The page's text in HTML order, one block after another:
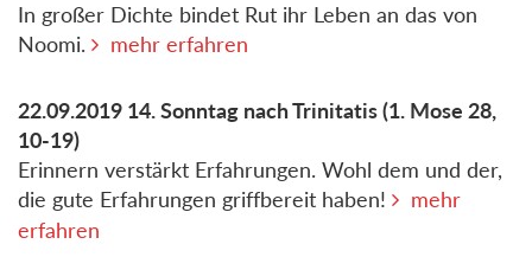
In großer Dichte bindet Rut ihr Leben an das von
Noomi.
mehr erfahren
22.09.2019 14. Sonntag nach Trinitatis(1. Mose 28,
10-19)
Erinnern verstärkt Erfahrungen. Wohl dem und der,
die gute Erfahrungen griffbereit haben!
mehr
erfahren